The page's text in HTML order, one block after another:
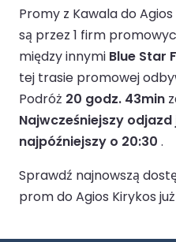
Promy z Kawala do
są przez 1 firm
między innymi Blue Star
tej trasie promowej
Podróż 20 godz. 43min
Najwcześniejszy
najpóźniejszy o 20:30 .
Sprawdź najnowszą
prom do Agios Kirykos